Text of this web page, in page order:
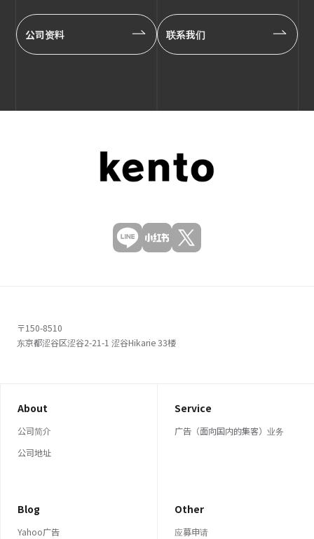
公司资料 联系我们
〒150-8510
东京都涩谷区涩谷2-21-1 涩谷Hikarie 33楼
About
公司简介
公司地址
Service
广告（面向国内的集客）业务
Blog
Yahoo广告
Other
应募申请